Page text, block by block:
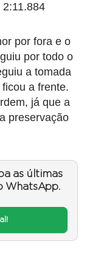
por fora e o
por todo o
a tomada
a frente.
já que a
preservação
as últimas
WhatsApp.